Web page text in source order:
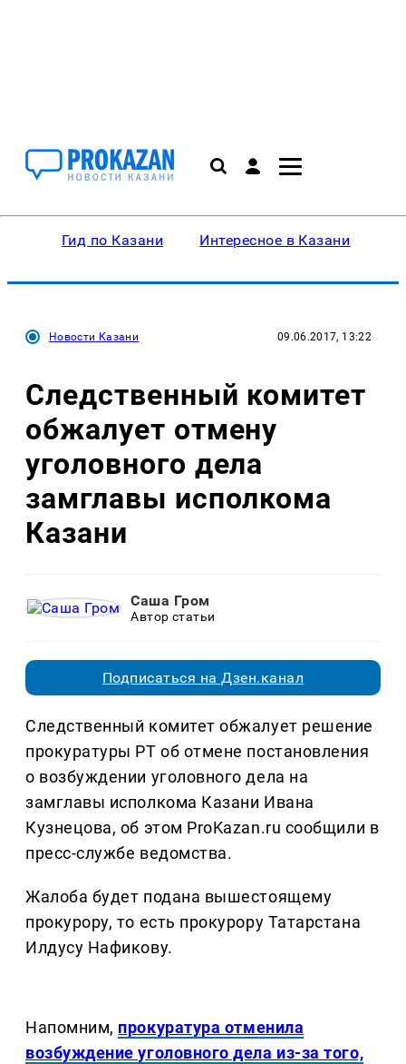
Гид по Казани Интересное в Казани
Новости Казани 09.06.2017, 13:22
Следственный комитет
обжалует отмену
уголовного дела
замглавы исполкома
Казани
Саша Гром
Автор статьи
Подписаться на Дзен.канал
Следственный комитет обжалует решение
прокуратуры РТ об отмене постановления
о возбуждении уголовного дела на
замглавы исполкома Казани Ивана
Кузнецова, об этом ProKazan.ru сообщили в
пресс-службе ведомства.
Жалоба будет подана вышестоящему
прокурору, то есть прокурору Татарстана
Илдусу Нафикову.
Напомним, прокуратура отменила
возбуждение уголовного дела из-за того,